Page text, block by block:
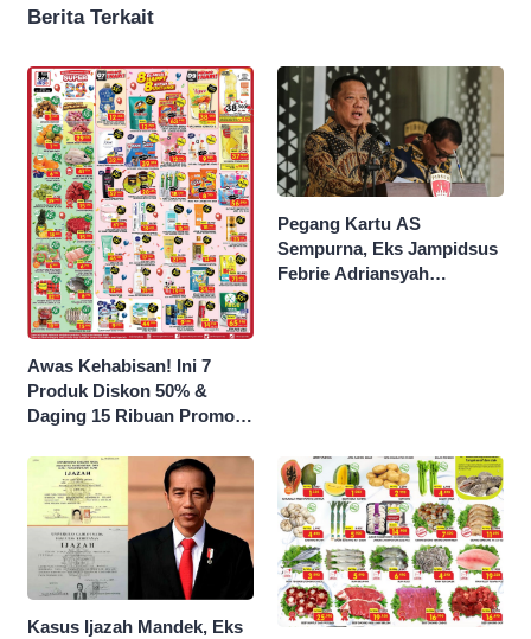
Berita Terkait
Awas Kehabisan! Ini 7
Produk Diskon 50% &
Daging 15 Ribuan Promo
Malam Ini
Pegang Kartu AS
Sempurna, Eks Jampidsus
Febrie Adriansyah
Kasus Ijazah Mandek, Eks